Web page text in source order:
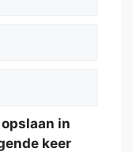
in
keer